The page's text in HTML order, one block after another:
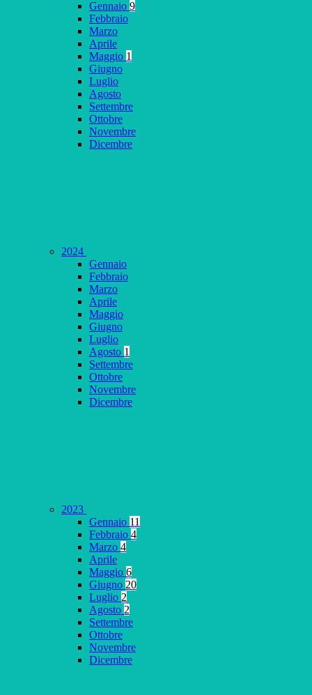
Gennaio 9
Febbraio
Marzo
Aprile
Maggio 1
Giugno
Luglio
Agosto
Settembre
Ottobre
Novembre
Dicembre
2024
Gennaio
Febbraio
Marzo
Aprile
Maggio
Giugno
Luglio
Agosto 1
Settembre
Ottobre
Novembre
Dicembre
2023
Gennaio 11
Febbraio 4
Marzo 4
Aprile
Maggio 6
Giugno 20
Luglio 2
Agosto 2
Settembre
Ottobre
Novembre
Dicembre